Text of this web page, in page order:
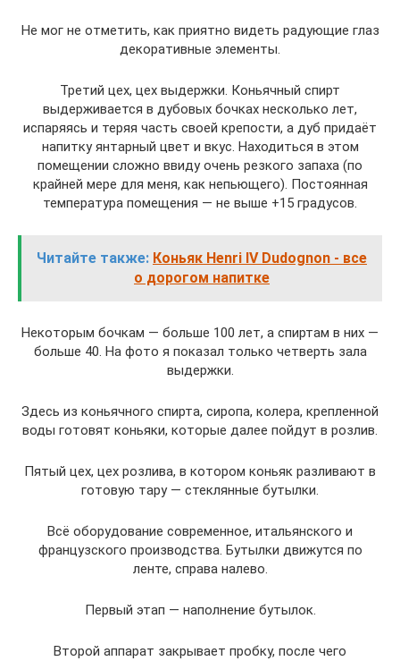
Не мог не отметить, как приятно видеть радующие глаз
декоративные элементы.
Третий цех, цех выдержки. Коньячный спирт
выдерживается в дубовых бочках несколько лет,
испаряясь и теряя часть своей крепости, а дуб придаёт
напитку янтарный цвет и вкус. Находиться в этом
помещении сложно ввиду очень резкого запаха (по
крайней мере для меня, как непьющего). Постоянная
температура помещения — не выше +15 градусов.
Читайте также: Коньяк Henri IV Dudognon - все
о дорогом напитке
Некоторым бочкам — больше 100 лет, а спиртам в них —
больше 40. На фото я показал только четверть зала
выдержки.
Здесь из коньячного спирта, сиропа, колера, крепленной
воды готовят коньяки, которые далее пойдут в розлив.
Пятый цех, цех розлива, в котором коньяк разливают в
готовую тару — стеклянные бутылки.
Всё оборудование современное, итальянского и
французского производства. Бутылки движутся по
ленте, справа налево.
Первый этап — наполнение бутылок.
Второй аппарат закрывает пробку, после чего